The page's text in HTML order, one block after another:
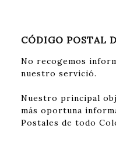
CÓDIGO POSTAL
No recogemos
nuestro servició.
Nuestro principal
más oportuna
Postales de todo